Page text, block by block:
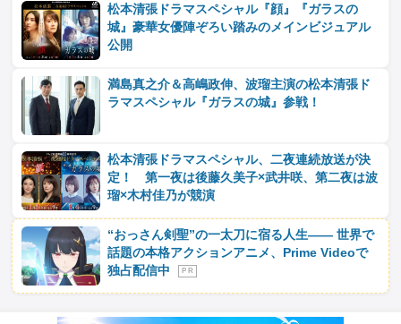
松本清張ドラマスペシャル『顔』『ガラスの
城』豪華女優陣ぞろい踏みのメインビジュアル
公開
満島真之介＆高嶋政伸、波瑠主演の松本清張ド
ラマスペシャル『ガラスの城』参戦！
松本清張ドラマスペシャル、二夜連続放送が決
定！ 第一夜は後藤久美子×武井咲、第二夜は波
瑠×木村佳乃が競演
“おっさん剣聖”の一太刀に宿る人生―― 世界で
話題の本格アクションアニメ、Prime Videoで
独占配信中
P R